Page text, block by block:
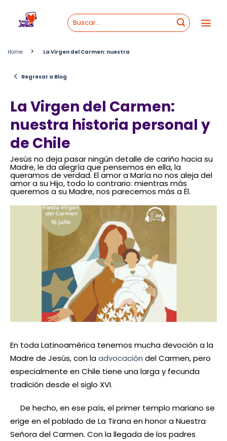
content
Home > La Virgen del Carmen: nuestra
< Regresar a Blog
La Virgen del Carmen:
nuestra historia personal y
de Chile
Jesús no deja pasar ningún detalle de cariño hacia su
Madre, le da alegría que pensemos en ella, la
queramos de verdad. El amor a María no nos aleja del
amor a su Hijo, todo lo contrario: mientras más
queremos a su Madre, nos parecemos más a Él.
En toda Latinoamérica tenemos mucha devoción a la
Madre de Jesús, con laadvocación del Carmen, pero
especialmente en Chile tiene una larga y fecunda
tradición desde el siglo XVI.
De hecho, en ese país, el primer templo mariano se
erige en el poblado de La Tirana en honor a Nuestra
Señora del Carmen. Con la llegada de los padres